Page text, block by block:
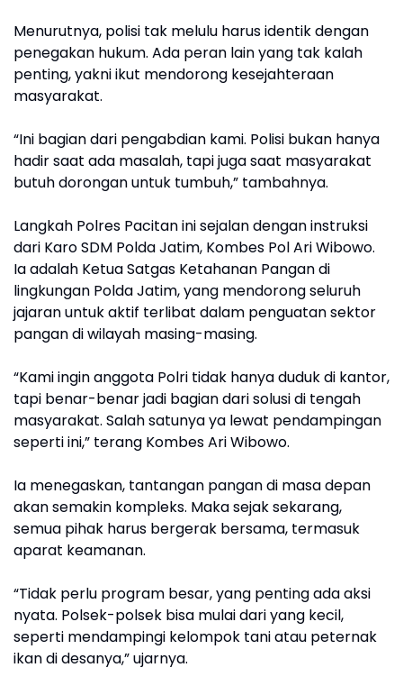
Menurutnya, polisi tak melulu harus identik dengan
penegakan hukum. Ada peran lain yang tak kalah
penting, yakni ikut mendorong kesejahteraan
masyarakat.
“Ini bagian dari pengabdian kami. Polisi bukan hanya
hadir saat ada masalah, tapi juga saat masyarakat
butuh dorongan untuk tumbuh,” tambahnya.
Langkah Polres Pacitan ini sejalan dengan instruksi
dari Karo SDM Polda Jatim, Kombes Pol Ari Wibowo.
Ia adalah Ketua Satgas Ketahanan Pangan di
lingkungan Polda Jatim, yang mendorong seluruh
jajaran untuk aktif terlibat dalam penguatan sektor
pangan di wilayah masing-masing.
“Kami ingin anggota Polri tidak hanya duduk di kantor,
tapi benar-benar jadi bagian dari solusi di tengah
masyarakat. Salah satunya ya lewat pendampingan
seperti ini,” terang Kombes Ari Wibowo.
Ia menegaskan, tantangan pangan di masa depan
akan semakin kompleks. Maka sejak sekarang,
semua pihak harus bergerak bersama, termasuk
aparat keamanan.
“Tidak perlu program besar, yang penting ada aksi
nyata. Polsek-polsek bisa mulai dari yang kecil,
seperti mendampingi kelompok tani atau peternak
ikan di desanya,” ujarnya.